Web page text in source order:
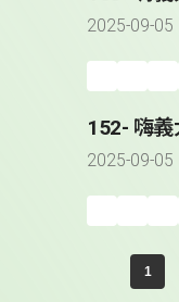
2025-09-05
152- 嗨
2025-09-05
1